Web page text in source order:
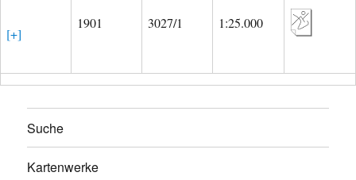
[+]
1901 3027/1 1:25.000
Suche
Kartenwerke